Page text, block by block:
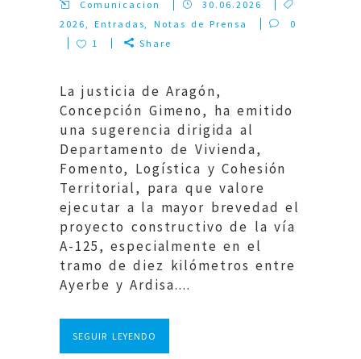
Comunicacion
30.06.2026
2026,Entradas, Notas de Prensa
0
1
Share
La justicia de Aragón,
Concepción Gimeno, ha emitido
una sugerencia dirigida al
Departamento de Vivienda,
Fomento, Logística y Cohesión
Territorial, para que valore
ejecutar a la mayor brevedad el
proyecto constructivo de la vía
A-125, especialmente en el
tramo de diez kilómetros entre
Ayerbe y Ardisa....
SEGUIR LEYENDO